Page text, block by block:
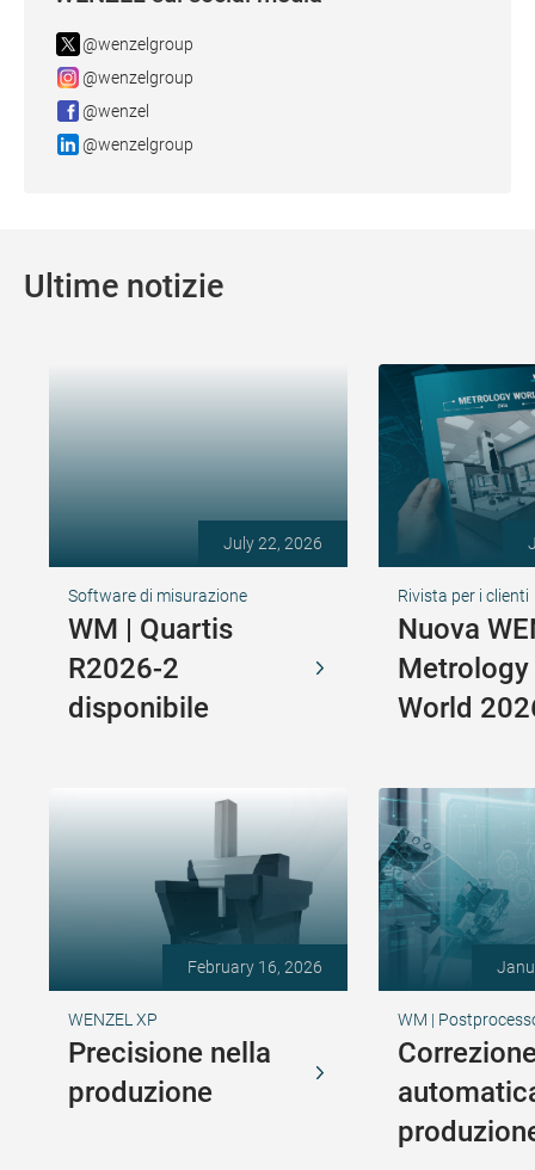
@wenzelgroup
@wenzelgroup
@wenzel
@wenzelgroup
Ultime notizie
July 22, 2026
Software di misurazione
WM | Quartis
R2026-2
disponibile
Rivista per i clienti
Nuova
Metrology
World
February 16, 2026
WENZEL XP
Precisione nella
produzione
WM |